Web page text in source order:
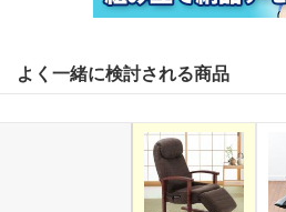
よく一緒に検討される商品